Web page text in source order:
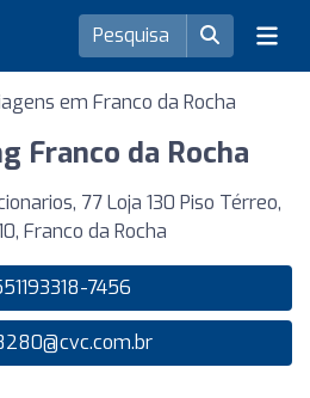
em Franco da Rocha
Franco da Rocha
77 Loja 130 Piso Térreo,
Franco da Rocha
7456